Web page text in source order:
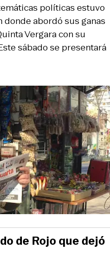
políticas estuvo
donde abordó sus ganas
Vergara con su
sábado se presentará
de Rojo que dejó